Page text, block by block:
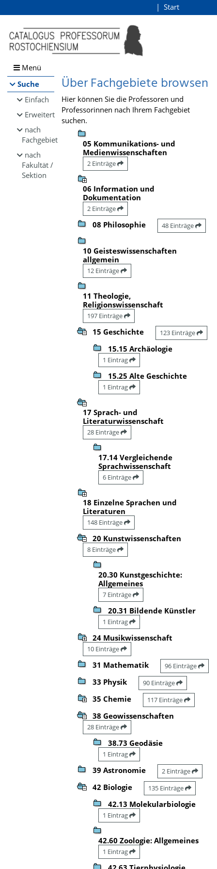
Browsen
direkt zum Inhalt
Start
Menü
Suche
Einfach
Erweitert
nach
Fachgebiet
nach
Fakultät /
Sektion
Über Fachgebiete browsen
Hier können Sie die Professoren und
Professorinnen nach Ihrem Fachgebiet
suchen.
05 Kommunikations- und
Medienwissenschaften
2 Einträge
06 Information und
Dokumentation
2 Einträge
08 Philosophie 48 Einträge
10 Geisteswissenschaften
allgemein
12 Einträge
11 Theologie,
Religionswissenschaft
197 Einträge
15 Geschichte 123 Einträge
15.15 Archäologie
1 Eintrag
15.25 Alte Geschichte
1 Eintrag
17 Sprach- und
Literaturwissenschaft
28 Einträge
17.14 Vergleichende
Sprachwissenschaft
6 Einträge
18 Einzelne Sprachen und
Literaturen
148 Einträge
20 Kunstwissenschaften
8 Einträge
20.30 Kunstgeschichte:
Allgemeines
7 Einträge
20.31 Bildende Künstler
1 Eintrag
24 Musikwissenschaft
10 Einträge
31 Mathematik 96 Einträge
33 Physik 90 Einträge
35 Chemie 117 Einträge
38 Geowissenschaften
28 Einträge
38.73 Geodäsie
1 Eintrag
39 Astronomie 2 Einträge
42 Biologie 135 Einträge
42.13 Molekularbiologie
1 Eintrag
42.60 Zoologie: Allgemeines
1 Eintrag